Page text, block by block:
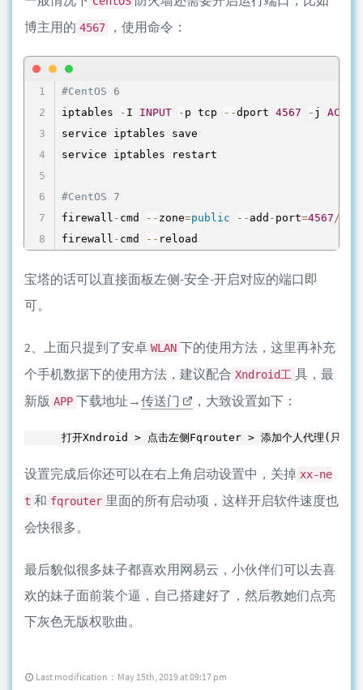
博主用的 4567 ，使用命令：
#CentOS 6
iptables
- I INPUT - p tcp --dport 4567 - j
service iptables save
service iptables restart
#CentOS 7
firewall - cmd -- zone=public -- add - port=4567 /
firewall - cmd -- reload
宝塔的话可以直接面板左侧-安全-开启对应的端口即
可。
2、上面只提到了安卓 WLAN 下的使用方法，这里再补充
个手机数据下的使用方法，建议配合 Xndroid工 具，最
新版 APP 下载地址→传送门 ，大致设置如下：
设置完成后你还可以在右上角启动设置中，关掉 xx-ne
t 和 fqrouter 里面的所有启动项，这样开启软件速度也
会快很多。
最后貌似很多妹子都喜欢用网易云，小伙伴们可以去喜
欢的妹子面前装个逼，自己搭建好了，然后教她们点亮
下灰色无版权歌曲。
Last modification：May 15th, 2019 at 09:17 pm